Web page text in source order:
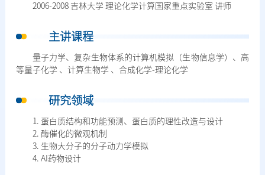
2006-2008 吉林大学 理论化学计算国家重点实验室 讲师
主讲课程
量子力学、复杂生物体系的计算机模拟（生物信息学）、高
等量子化学 、计算生物学 、合成化学-理论化学
研究领域
1. 蛋白质结构和功能预测、蛋白质的理性改造与设计
2. 酶催化的微观机制
3. 生物大分子的分子动力学模拟
4. AI药物设计